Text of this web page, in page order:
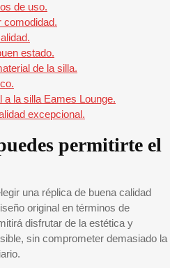
de uso.
comodidad.
estado.
de la silla.
la silla Eames Lounge.
excepcional.
permitirte el
una réplica de buena calidad
original en términos de
disfrutar de la estética y
sin comprometer demasiado la